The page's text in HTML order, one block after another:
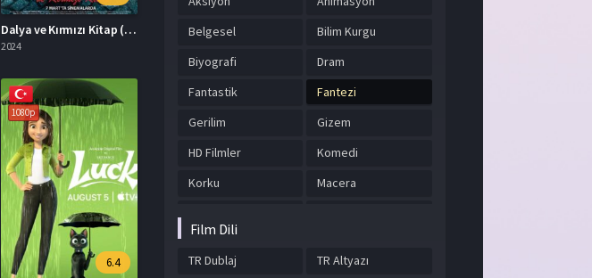
Dalya ve Kırmızı Kitap (2025) Film İzle
2024
1080p
6.4
Belgesel
Bilim Kurgu
Biyografi
Dram
Fantastik
Fantezi
Gerilim
Gizem
HD Filmler
Komedi
Korku
Macera
Film Dili
TR Dublaj TR Altyazı